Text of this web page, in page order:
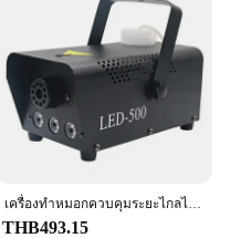
เครื่องทำหมอกควบคุมระยะไกลไร้สาย8/18 500W DJ เอฟเฟกต์เวทีปาร์ตี้เครื่องสร้างควันสำหรับปาร์ตี้คริสต์มาสฮาโลวีน
THB493.15